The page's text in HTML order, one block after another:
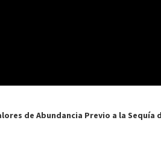
de Abundancia Previo a la Sequía